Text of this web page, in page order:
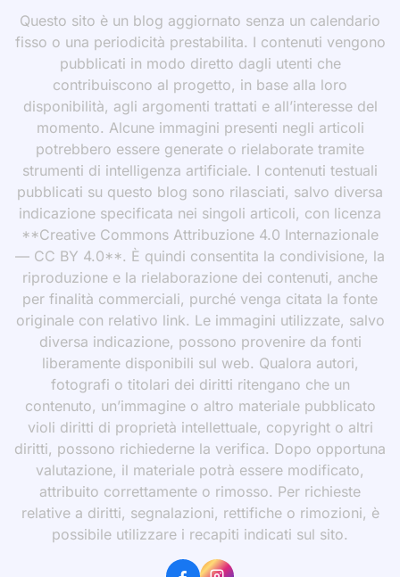
Questo sito è un blog aggiornato senza un calendario
fisso o una periodicità prestabilita. I contenuti vengono
pubblicati in modo diretto dagli utenti che
contribuiscono al progetto, in base alla loro
disponibilità, agli argomenti trattati e all’interesse del
momento. Alcune immagini presenti negli articoli
potrebbero essere generate o rielaborate tramite
strumenti di intelligenza artificiale. I contenuti testuali
pubblicati su questo blog sono rilasciati, salvo diversa
indicazione specificata nei singoli articoli, con licenza
**Creative Commons Attribuzione 4.0 Internazionale
— CC BY 4.0**. È quindi consentita la condivisione, la
riproduzione e la rielaborazione dei contenuti, anche
per finalità commerciali, purché venga citata la fonte
originale con relativo link. Le immagini utilizzate, salvo
diversa indicazione, possono provenire da fonti
liberamente disponibili sul web. Qualora autori,
fotografi o titolari dei diritti ritengano che un
contenuto, un’immagine o altro materiale pubblicato
violi diritti di proprietà intellettuale, copyright o altri
diritti, possono richiederne la verifica. Dopo opportuna
valutazione, il materiale potrà essere modificato,
attribuito correttamente o rimosso. Per richieste
relative a diritti, segnalazioni, rettifiche o rimozioni, è
possibile utilizzare i recapiti indicati sul sito.